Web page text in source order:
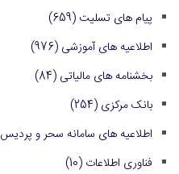
پیام های تسلیت (659)
اطلاعیه های آموزشی (976)
بخشنامه های مالیاتی (84)
بانک مرکزی (254)
اطلاعیه های سامانه سحر و پردیس
فناوری اطلاعات (10)